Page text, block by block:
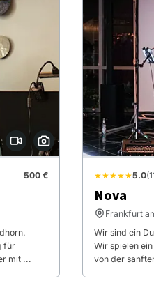
500 €
für
mit ...
★★★★★5.0
Nova
Frankfurt
Wir sind ein
Wir spielen
von der